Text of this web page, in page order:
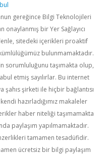
gereğince Bilgi Teknolojileri
onaylanmış bir Yer Sağlayıcı
sitedeki içerikleri proaktif
bulunmamaktadır.
sorumluluğunu taşımakta olup,
etmiş sayılırlar. Bu internet
şirketi ile hiçbir bağlantısı
hazırladığımız makaleler
haber niteliği taşımamakta
paylaşım yapılmamaktadır.
tamamen tesadüfidir.
ücretsiz bir bilgi paylaşım